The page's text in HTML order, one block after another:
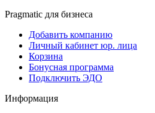
Pragmatic для бизнеса
Добавить компанию
Личный кабинет юр. лица
Корзина
Бонусная программа
Подключить ЭДО
Информация